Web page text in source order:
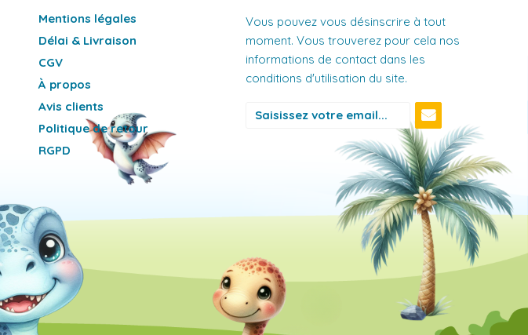
Mentions légales
Délai & Livraison
CGV
À propos
Avis clients
Politique de retour
RGPD
Vous pouvez vous désinscrire à tout
moment. Vous trouverez pour cela nos
informations de contact dans les
conditions d'utilisation du site.